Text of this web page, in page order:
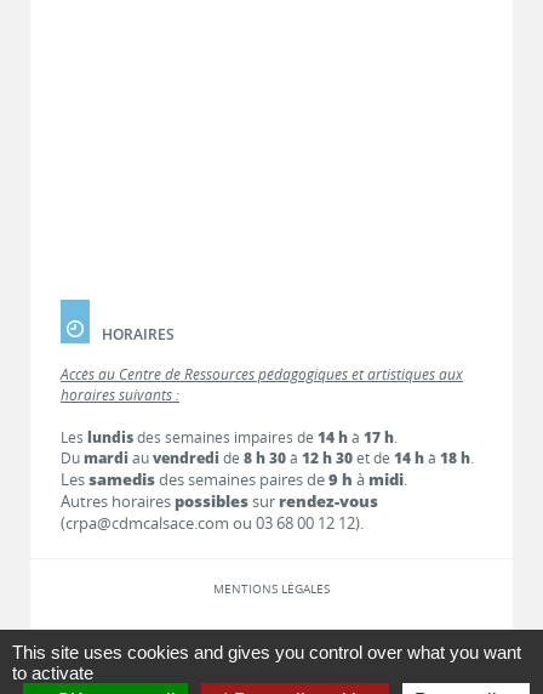
HORAIRES
Accès au Centre de Ressources pédagogiques et artistiques aux
horaires suivants :
Les lundisdes semaines impaires de 14 hà 17 h.
Dumardi auvendredi de 8 h 30à 12 h 30et de 14 hà 18 h.
Lessamedisdes semaines paires de9 h à midi.
Autres horaires possiblessur rendez-vous
(crpa@cdmcalsace.com ou 03 68 00 12 12).
MENTIONS LÉGALES
LIENS
This site uses cookies and gives you control over what you want
to activate